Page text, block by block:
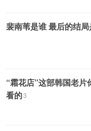
裴南苇是谁 最后的结
“霜花店”这部韩国老
看的3